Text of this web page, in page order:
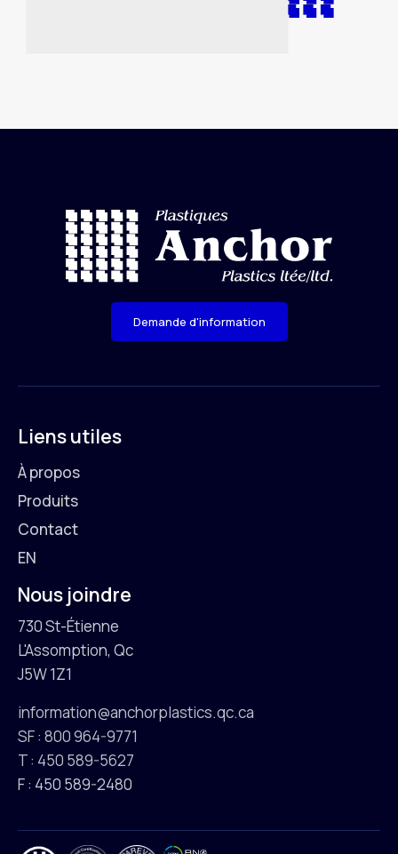
Demande d'information
Liens utiles
À propos
Produits
Contact
EN
Nous joindre
730 St-Étienne
L'Assomption, Qc
J5W 1Z1
information@anchorplastics.qc.ca
SF : 800 964-9771
T : 450 589-5627
F : 450 589-2480